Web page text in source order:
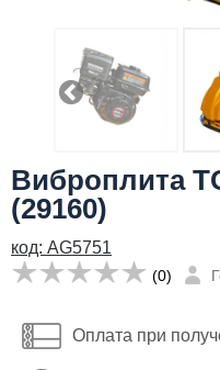
Виброплита
(29160)
код: AG5751
(0)
Оплата при
58,056
Email:
Телефон*:
Я даю согласие на